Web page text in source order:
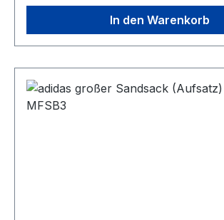
durch eine stabile Spiralfeder
In den Warenkorb